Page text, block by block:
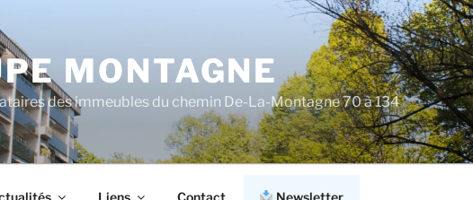
MONTAGNE
des immeubles du chemin De-La-Montagne 70 à 134
Liens Contact Newsletter